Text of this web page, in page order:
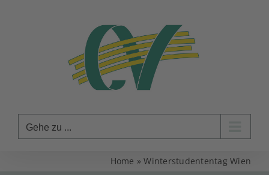
Gehe zu ...
Home »Winterstudententag Wien